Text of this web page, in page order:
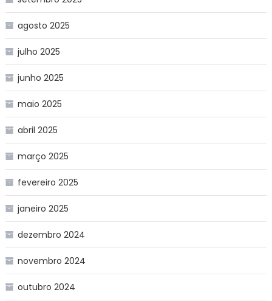
agosto 2025
julho 2025
junho 2025
maio 2025
abril 2025
março 2025
fevereiro 2025
janeiro 2025
dezembro 2024
novembro 2024
outubro 2024